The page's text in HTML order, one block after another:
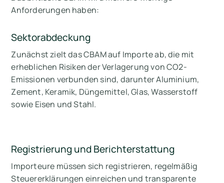
Anforderungen haben:
Sektorabdeckung
Zunächst zielt das CBAM auf Importe ab, die mit
erheblichen Risiken der Verlagerung von CO2-
Emissionen verbunden sind, darunter Aluminium,
Zement, Keramik, Düngemittel, Glas, Wasserstoff
sowie Eisen und Stahl.
Registrierung und Berichterstattung
Importeure müssen sich registrieren, regelmäßig
Steuererklärungen einreichen und transparente